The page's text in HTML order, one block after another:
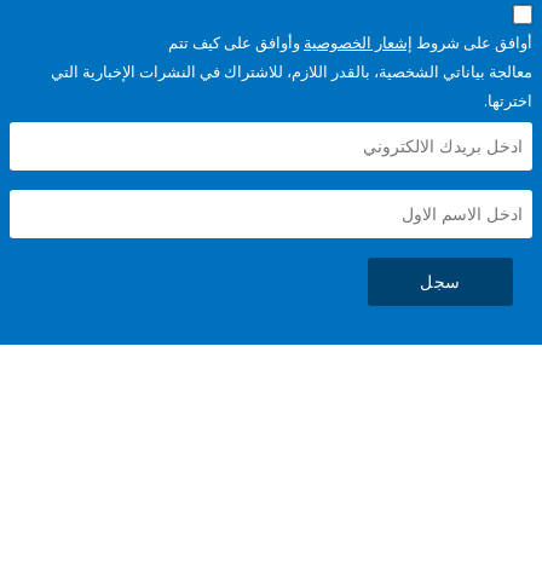
شروطإشعار الخصوصيةوأوافق على كيف تتم
الشخصية، بالقدر اللازم، للاشتراك في النشرات الإخبارية التي